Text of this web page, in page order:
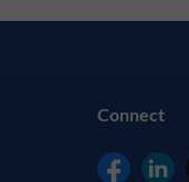
Connect